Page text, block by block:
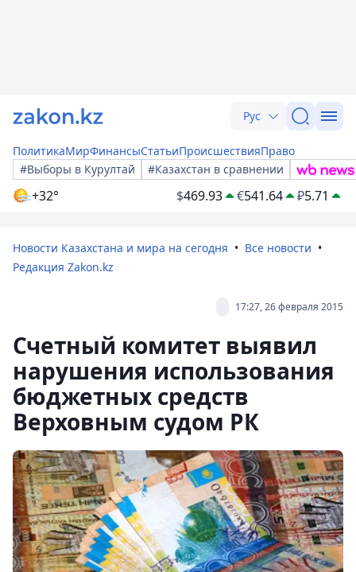
Рус
ПолитикаМирФинансыСтатьиПроисшествияПраво
#Выборы в Курултай
#Казахстан в сравнении
+32° $469.93 €541.64 ₽5.71
Новости Казахстана и мира на сегодня
Все новости
Редакция Zakon.kz
17:27, 26 февраля 2015
Счетный комитет выявил
нарушения использования
бюджетных средств
Верховным судом РК